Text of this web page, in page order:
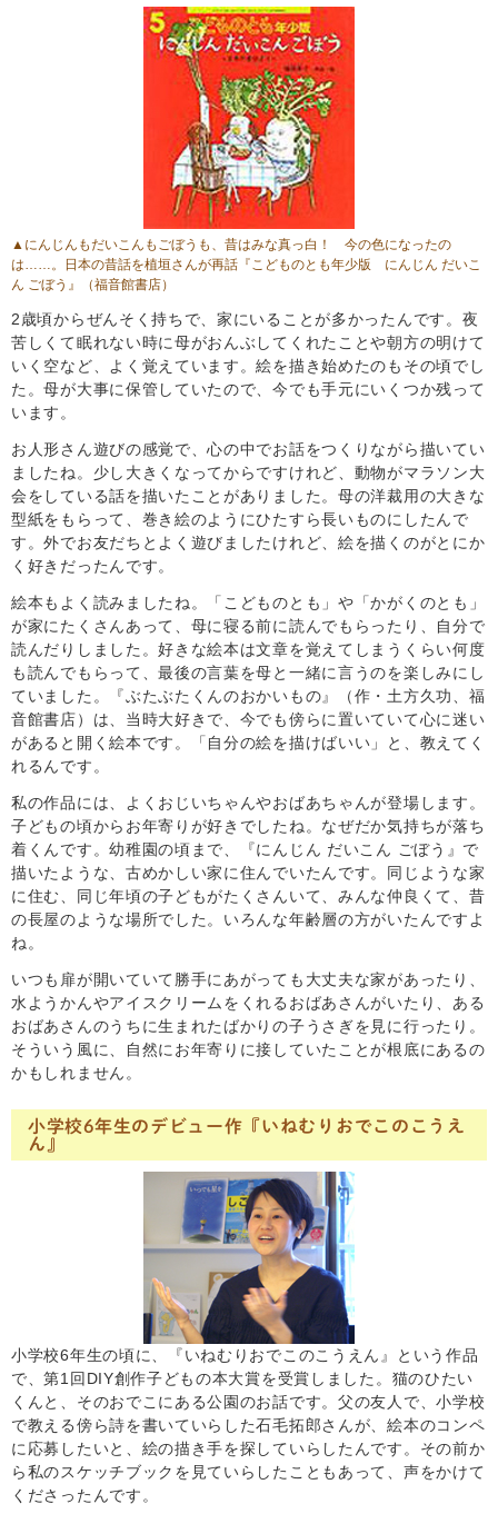
▲にんじんもだいこんもごぼうも、昔はみな真っ白！ 今の色になったの
は……。日本の昔話を植垣さんが再話『こどものとも年少版 にんじん だいこ
ん ごぼう』（福音館書店）
2歳頃からぜんそく持ちで、家にいることが多かったんです。夜
苦しくて眠れない時に母がおんぶしてくれたことや朝方の明けて
いく空など、よく覚えています。絵を描き始めたのもその頃でし
た。母が大事に保管していたので、今でも手元にいくつか残って
います。
お人形さん遊びの感覚で、心の中でお話をつくりながら描いてい
ましたね。少し大きくなってからですけれど、動物がマラソン大
会をしている話を描いたことがありました。母の洋裁用の大きな
型紙をもらって、巻き絵のようにひたすら長いものにしたんで
す。外でお友だちとよく遊びましたけれど、絵を描くのがとにか
く好きだったんです。
絵本もよく読みましたね。「こどものとも」や「かがくのとも」
が家にたくさんあって、母に寝る前に読んでもらったり、自分で
読んだりしました。好きな絵本は文章を覚えてしまうくらい何度
も読んでもらって、最後の言葉を母と一緒に言うのを楽しみにし
ていました。『ぶたぶたくんのおかいもの』（作・土方久功、福
音館書店）は、当時大好きで、今でも傍らに置いていて心に迷い
があると開く絵本です。「自分の絵を描けばいい」と、教えてく
れるんです。
私の作品には、よくおじいちゃんやおばあちゃんが登場します。
子どもの頃からお年寄りが好きでしたね。なぜだか気持ちが落ち
着くんです。幼稚園の頃まで、『にんじん だいこん ごぼう』で
描いたような、古めかしい家に住んでいたんです。同じような家
に住む、同じ年頃の子どもがたくさんいて、みんな仲良くて、昔
の長屋のような場所でした。いろんな年齢層の方がいたんですよ
ね。
いつも扉が開いていて勝手にあがっても大丈夫な家があったり、
水ようかんやアイスクリームをくれるおばあさんがいたり、ある
おばあさんのうちに生まれたばかりの子うさぎを見に行ったり。
そういう風に、自然にお年寄りに接していたことが根底にあるの
かもしれません。
小学校6年生のデビュー作『いねむりおでこのこうえ
ん』
小学校6年生の頃に、『いねむりおでこのこうえん』という作品
で、第1回DIY創作子どもの本大賞を受賞しました。猫のひたい
くんと、そのおでこにある公園のお話です。父の友人で、小学校
で教える傍ら詩を書いていらした石毛拓郎さんが、絵本のコンペ
に応募したいと、絵の描き手を探していらしたんです。その前か
ら私のスケッチブックを見ていらしたこともあって、声をかけて
くださったんです。